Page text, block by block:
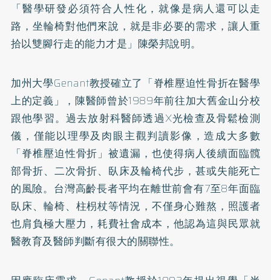
「醫學研發必須符合人性化，就像是病人還可以走
路，坐輪椅對他們來說，就是非必要的需求，讓人重
拾以雙腳行走的能力才是」陳榮邦說明。
加州大學Genant教授確立了「脊椎壓迫性骨折在醫學
上的定義」，陳醫師曾於1989年前往加大舊金山分校
跟他學習。過去放射科醫師透過X光檢查及骨鬆檢測
儀，僅能以理學及肉眼主觀判讀影像，造成大多數
「脊椎壓迫性骨折」被遺漏，也使得病人後續面臨髖
部骨折、二次骨折、臥床及輪椅代步，甚或失能死亡
的風險。台灣高齡長者平均在離世前會有7至8年面臨
臥床、輪椅、柱枴杖等情況，不僅身心難熬，照護者
也肩負極大壓力，耗費社會成本，他認為這與民眾就
醫教育及醫師判斷有很大的關聯性。